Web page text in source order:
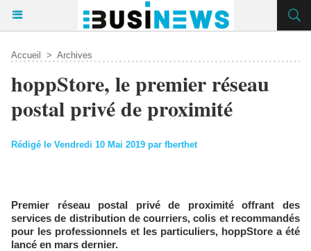
Accueil > Archives
hoppStore, le premier réseau
postal privé de proximité
Rédigé le Vendredi 10 Mai 2019 par fberthet
Premier réseau postal privé de proximité offrant des
services de distribution de courriers, colis et recommandés
pour les professionnels et les particuliers, hoppStore a été
lancé en mars dernier.